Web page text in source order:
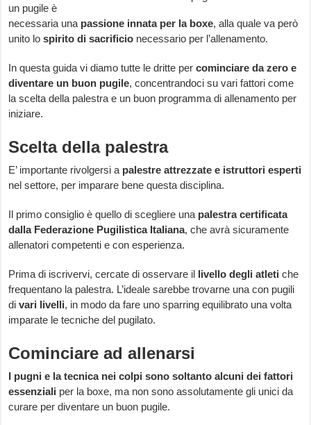
un pugile è
necessaria una passione innata per la boxe, alla quale va però
unito lospirito di sacrificio necessario per l’allenamento.
In questa guida vi diamo tutte le dritte percominciare da zero e
diventare un buon pugile, concentrandoci su vari fattori come
la scelta della palestra e un buon programma di allenamento per
iniziare.
Scelta della palestra
E’ importante rivolgersi a palestre attrezzate e istruttori esperti
nel settore, per imparare bene questa disciplina.
Il primo consiglio è quello di scegliere una palestra certificata
dalla Federazione Pugilistica Italiana, che avrà sicuramente
allenatori competenti e con esperienza.
Prima di iscrivervi, cercate di osservare il livello degli atleti che
frequentano la palestra. L’ideale sarebbe trovarne una con pugili
di vari livelli, in modo da fare uno sparring equilibrato una volta
imparate le tecniche del pugilato.
Cominciare ad allenarsi
I pugni e la tecnica nei colpi sono soltanto alcuni dei fattori
essenziali per la boxe, ma non sono assolutamente gli unici da
curare per diventare un buon pugile.